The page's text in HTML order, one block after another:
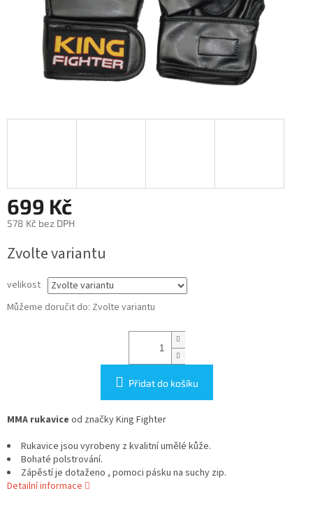
699 Kč
578 Kč bez DPH
cena:
Zvolte variantu
velikost
Můžeme doručit do: Zvolte variantu
Přidat do košíku
MMA rukavice od značky King Fighter
Rukavice jsou vyrobeny z kvalitní umělé kůže.
Bohaté polstrování.
Zápěstí je dotaženo , pomoci pásku na suchy zip.
Detailní informace